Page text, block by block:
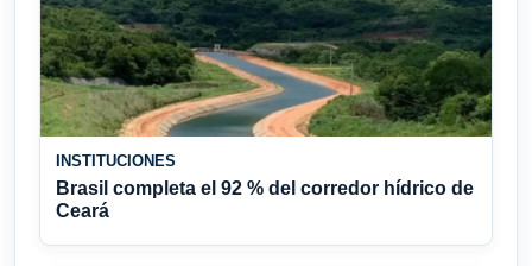
INSTITUCIONES
Brasil completa el 92 % del corredor hídrico de
Ceará